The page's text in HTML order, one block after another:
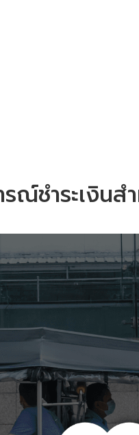
รณ์ชำระเงิ